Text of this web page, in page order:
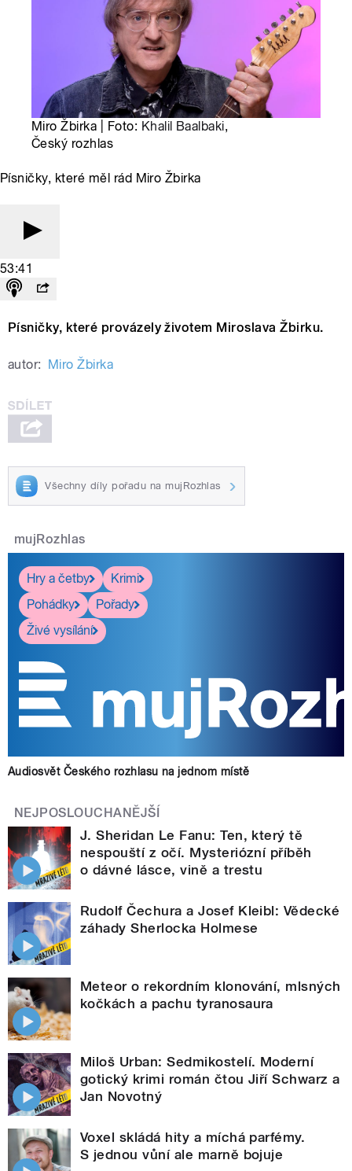
Miro Žbirka | Foto: Khalil Baalbaki,
Český rozhlas
Písničky, které měl rád Miro Žbirka
53:41
Písničky, které provázely životem Miroslava Žbirku.
autor: Miro Žbirka
Všechny díly pořadu na mujRozhlas
mujRozhlas
Hry a četby
Krimi
Pohádky
Pořady
Živé vysílání
Audiosvět Českého rozhlasu na jednom místě
NEJPOSLOUCHANĚJŠÍ
J. Sheridan Le Fanu: Ten, který tě
nespouští z očí. Mysteriózní příběh
o dávné lásce, vině a trestu
Rudolf Čechura a Josef Kleibl: Vědecké
záhady Sherlocka Holmese
Meteor o rekordním klonování, mlsných
kočkách a pachu tyranosaura
Miloš Urban: Sedmikostelí. Moderní
gotický krimi román čtou Jiří Schwarz a
Jan Novotný
Voxel skládá hity a míchá parfémy.
S jednou vůní ale marně bojuje